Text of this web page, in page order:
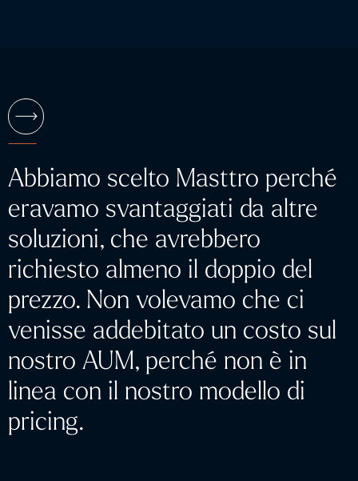
Abbiamo scelto Masttro perché
eravamo svantaggiati da altre
soluzioni, che avrebbero
richiesto almeno il doppio del
prezzo. Non volevamo che ci
venisse addebitato un costo sul
nostro AUM, perché non è in
linea con il nostro modello di
pricing.